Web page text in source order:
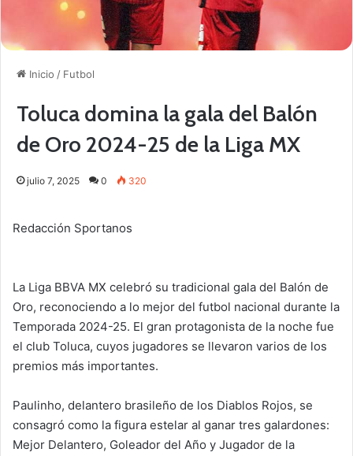
Inicio / Futbol
Toluca domina la gala del Balón
de Oro 2024-25 de la Liga MX
julio 7, 2025 0 320
Redacción Sportanos
La Liga BBVA MX celebró su tradicional gala del Balón de
Oro, reconociendo a lo mejor del futbol nacional durante la
Temporada 2024-25. El gran protagonista de la noche fue
el club Toluca, cuyos jugadores se llevaron varios de los
premios más importantes.
Paulinho, delantero brasileño de los Diablos Rojos, se
consagró como la figura estelar al ganar tres galardones:
Mejor Delantero, Goleador del Año y Jugador de la